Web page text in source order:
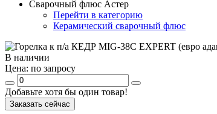
Сварочный флюс Астер
Перейти в категорию
Керамический сварочный флюс
В наличии
Цена: по запросу
Добавьте хотя бы один товар!
Заказать сейчас